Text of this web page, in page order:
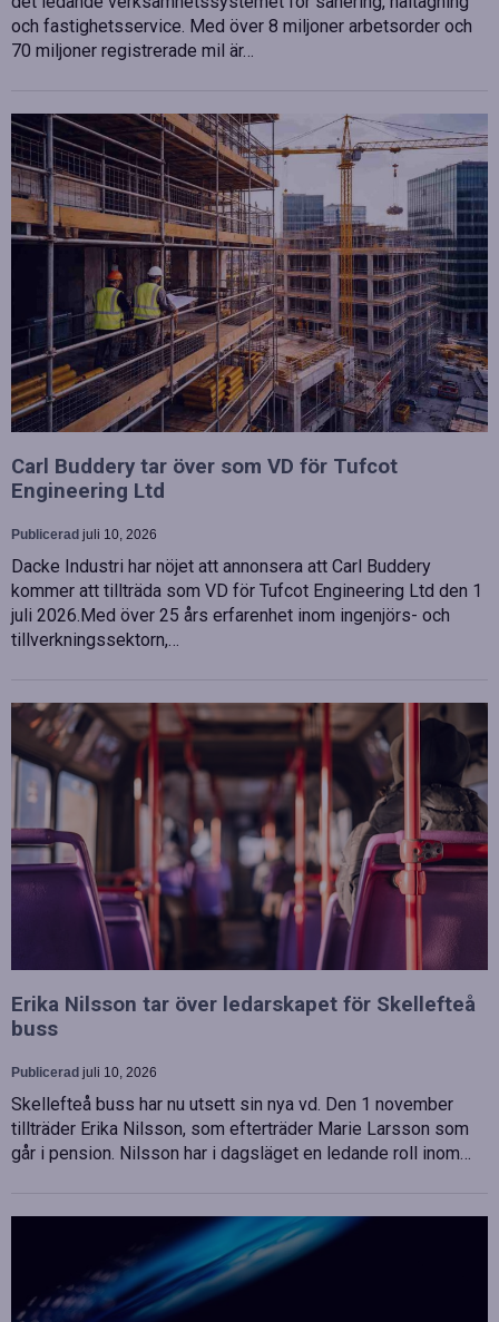
och fastighetsservice. Med över 8 miljoner arbetsorder och
70 miljoner registrerade mil är…
Carl Buddery tar över som VD för Tufcot
Engineering Ltd
Publicerad juli 10, 2026
Dacke Industri har nöjet att annonsera att Carl Buddery
kommer att tillträda som VD för Tufcot Engineering Ltd den 1
juli 2026.Med över 25 års erfarenhet inom ingenjörs- och
tillverkningssektorn,…
Erika Nilsson tar över ledarskapet för Skellefteå
buss
Publicerad juli 10, 2026
Skellefteå buss har nu utsett sin nya vd. Den 1 november
tillträder Erika Nilsson, som efterträder Marie Larsson som
går i pension. Nilsson har i dagsläget en ledande roll inom…